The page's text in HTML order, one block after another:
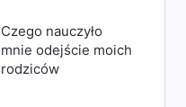
Czego nauczyło
mnie odejście moich
rodziców